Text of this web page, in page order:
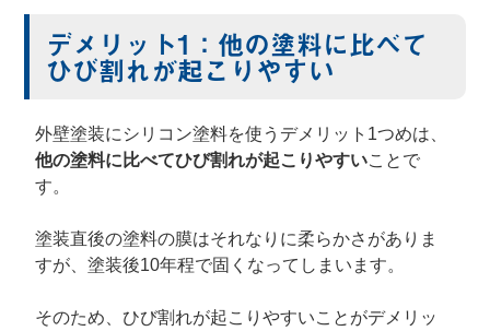
デメリット1：他の塗料に比べて
ひび割れが起こりやすい
外壁塗装にシリコン塗料を使うデメリット1つめは、
他の塗料に比べてひび割れが起こりやすいことで
す。
塗装直後の塗料の膜はそれなりに柔らかさがありま
すが、塗装後10年程で固くなってしまいます。
そのため、ひび割れが起こりやすいことがデメリッ